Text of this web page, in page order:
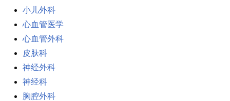
小儿外科
心血管医学
心血管外科
皮肤科
神经外科
神经科
胸腔外科